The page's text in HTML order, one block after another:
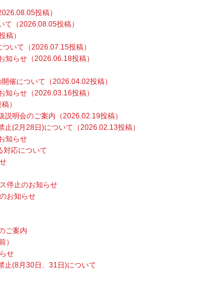
投稿）
（2026.08.05投稿）
稿）
いて（2026.07.15投稿）
らせ（2026.06.18投稿）
催について（2026.04.02投稿）
らせ（2026.03.16投稿）
）
明会のご案内（2026.02.19投稿）
(2月28日)について（2026.02.13投稿）
知らせ
対応について
停止のお知らせ
お知らせ
ご案内
）
せ
止(8月30日、31日)について